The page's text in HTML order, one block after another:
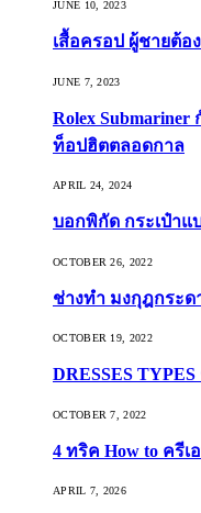
JUNE 10, 2023
เสื้อครอป ผู้ชายต้อ
JUNE 7, 2023
Rolex
ท็อปฮิตตลอดกาล
APRIL 24, 2024
บอกพิกัด กระเป๋าแ
OCTOBER 26, 2022
ช่างทำ มงกุฎกระ
OCTOBER 19, 2022
DRESSES
OCTOBER 7, 2022
4 ทริค How to ครีเ
APRIL 7, 2026